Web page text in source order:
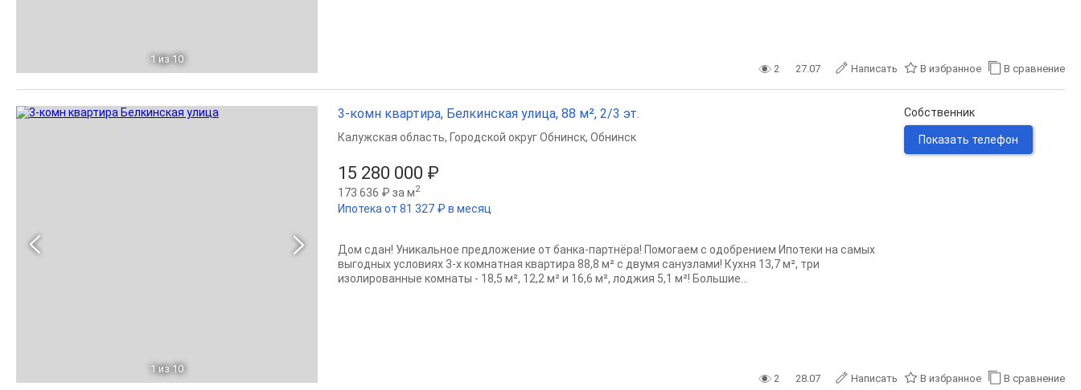
1 из 10
2 27.07 Написать В избранное В сравнение
1 из 10
3-комн квартира, Белкинская улица, 88 м², 2/3 эт.
15 280 000 ₽
173 636 ₽ за м2
Ипотека от 81 327 ₽ в месяц
Калужская область, Городской округ Обнинск, Обнинск
Дом сдан! Уникальное предложение от банка-партнёра! Помогаем с одобрением Ипотеки на самых
выгодных условиях 3-х комнатная квартира 88,8 м² с двумя санузлами! Кухня 13,7 м², три
изолированные комнаты - 18,5 м², 12,2 м² и 16,6 м², лоджия 5,1 м²! Большие...
Собственник
Показать телефон
2 28.07 Написать В избранное В сравнение